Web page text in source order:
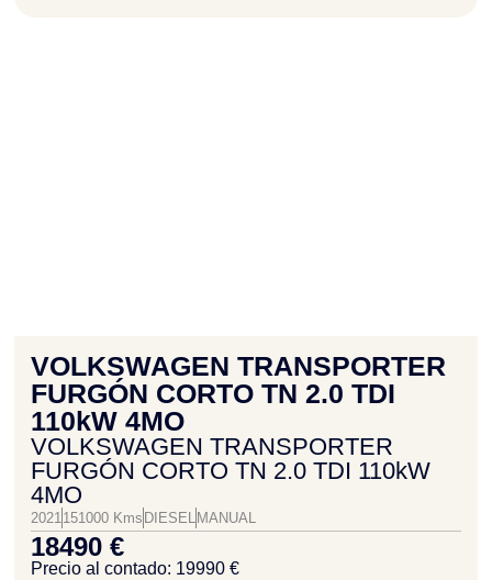
VOLKSWAGEN TRANSPORTER
FURGÓN CORTO TN 2.0 TDI
110kW 4MO
VOLKSWAGEN TRANSPORTER
FURGÓN CORTO TN 2.0 TDI 110kW
4MO
2021151000 Kms DIESEL MANUAL
18490 €
Precio al contado: 19990 €